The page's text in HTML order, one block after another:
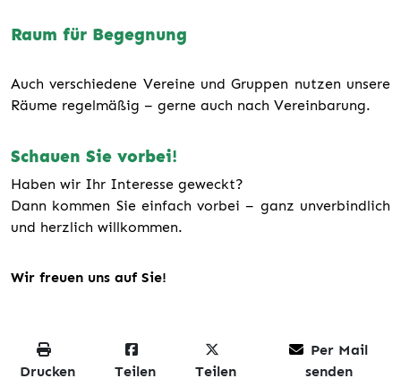
Raum für Begegnung
Auch verschiedene Vereine und Gruppen nutzen unsere
Räume regelmäßig – gerne auch nach Vereinbarung.
Schauen Sie vorbei!
Haben wir Ihr Interesse geweckt?
Dann kommen Sie einfach vorbei – ganz unverbindlich
und herzlich willkommen.
Wir freuen uns auf Sie!
Drucken Teilen Teilen
Per Mail
senden